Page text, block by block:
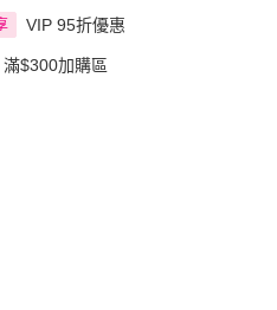
VIP 95折優惠
滿$300加購區